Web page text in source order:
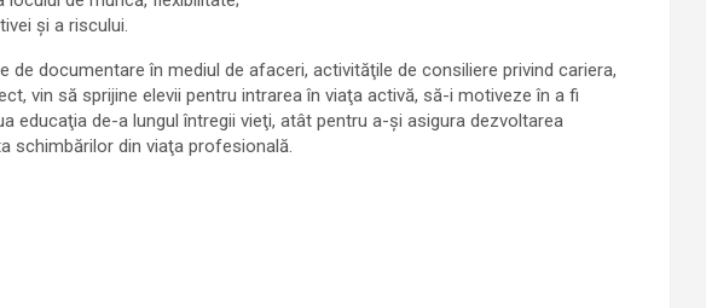
şi a riscului.
de documentare în mediul de afaceri, activităţile de consiliere privind cariera,
vin să sprijine elevii pentru intrarea în viaţa activă, să-i motiveze în a fi
educaţia de-a lungul întregii vieţi, atât pentru a-şi asigura dezvoltarea
schimbărilor din viaţa profesională.